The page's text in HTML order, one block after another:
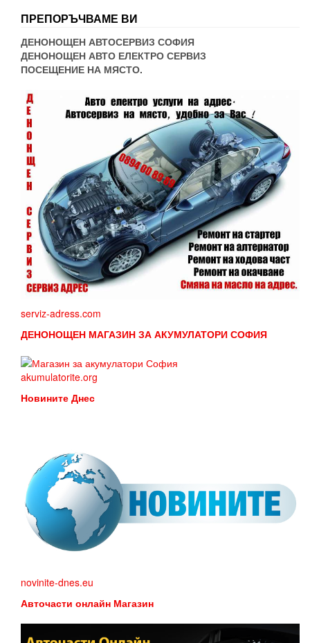
ПРЕПОРЪЧВАМЕ ВИ
ДЕНОНОЩЕН АВТОСЕРВИЗ СОФИЯ
ДЕНОНОЩЕН АВТО ЕЛЕКТРО СЕРВИЗ
ПОСЕЩЕНИЕ НА МЯСТО.
serviz-adress.com
ДЕНОНОЩЕН МАГАЗИН ЗА АКУМУЛАТОРИ СОФИЯ
akumulatorite.org
Новините Днес
novinite-dnes.eu
Авточасти онлайн Магазин